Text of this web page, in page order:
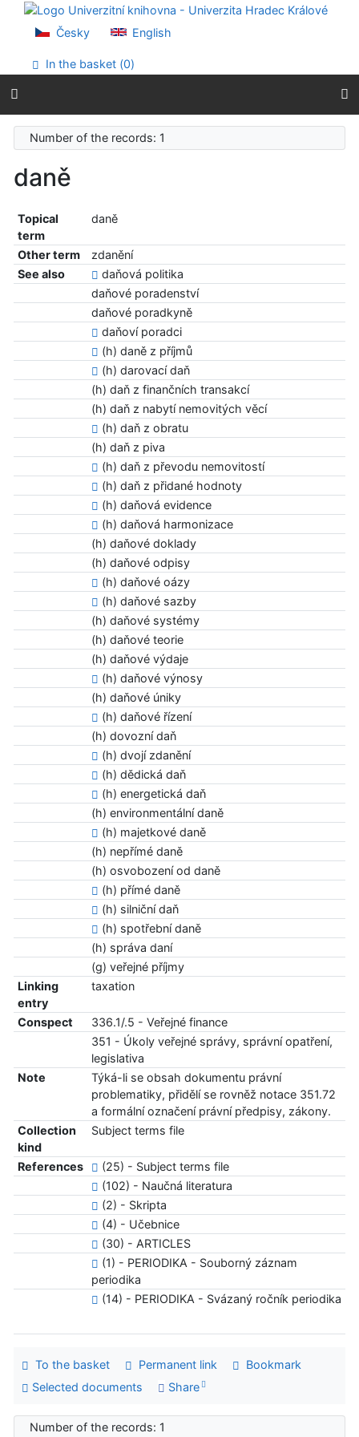
Go to content
Go to menu
Accessibility declaration
Česky English
In the basket (0)
Number of the records: 1
daně
Topical
term
daně
Other term
zdanění
See also
daňová politika
daňové poradenství
daňové poradkyně
daňoví poradci
(h) daně z příjmů
(h) darovací daň
(h) daň z finančních transakcí
(h) daň z nabytí nemovitých věcí
(h) daň z obratu
(h) daň z piva
(h) daň z převodu nemovitostí
(h) daň z přidané hodnoty
(h) daňová evidence
(h) daňová harmonizace
(h) daňové doklady
(h) daňové odpisy
(h) daňové oázy
(h) daňové sazby
(h) daňové systémy
(h) daňové teorie
(h) daňové výdaje
(h) daňové výnosy
(h) daňové úniky
(h) daňové řízení
(h) dovozní daň
(h) dvojí zdanění
(h) dědická daň
(h) energetická daň
(h) environmentální daně
(h) majetkové daně
(h) nepřímé daně
(h) osvobození od daně
(h) přímé daně
(h) silniční daň
(h) spotřební daně
(h) správa daní
(g) veřejné příjmy
Linking
entry
taxation
Conspect
336.1/.5 - Veřejné finance
351 - Úkoly veřejné správy, správní opatření,
legislativa
Note
Týká-li se obsah dokumentu právní
problematiky, přidělí se rovněž notace 351.72
a formální označení právní předpisy, zákony.
Collection
kind
Subject terms file
References
(25) - Subject terms file
(102) - Naučná literatura
(2) - Skripta
(4) - Učebnice
(30) - ARTICLES
(1) - PERIODIKA - Souborný záznam
periodika
(14) - PERIODIKA - Svázaný ročník periodika
To the basket Permanent link
Bookmark
Selected documents
Share
Number of the records: 1